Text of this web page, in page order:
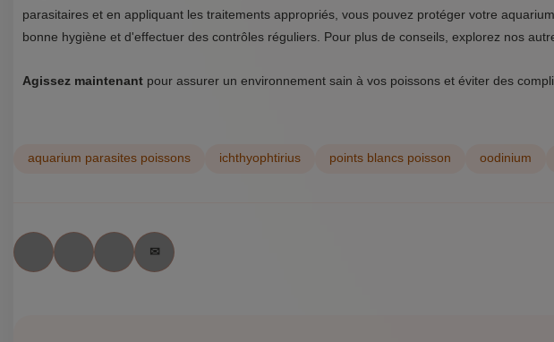
parasitaires et en appliquant les traitements appropriés, vous pouvez protéger votre
bonne hygiène et d'effectuer des contrôles réguliers. Pour plus de conseils, explorez nos
Agissez maintenant pour assurer un environnement sain à vos poissons et éviter des
aquarium parasites poissons ichthyophtirius points blancs poisson oodinium